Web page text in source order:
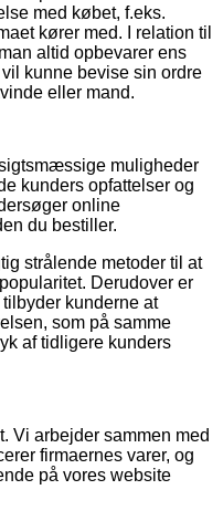
med købet, f.eks.
kører med. I relation til
altid opbevarer ens
kunne bevise sin ordre
eller mand.
muligheder
kunders opfattelser og
online
du bestiller.
strålende metoder til at
Derudover er
kunderne at
som på samme
af tidligere kunders
Vi arbejder sammen med
firmaernes varer, og
på vores website